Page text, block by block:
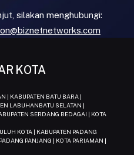
silakan menghubungi:
KOTA
| KABUPATEN BATU BARA |
LABUHANBATU SELATAN |
SERDANG BEDAGAI | KOTA
KOTA | KABUPATEN PADANG
PANJANG | KOTA PARIAMAN |